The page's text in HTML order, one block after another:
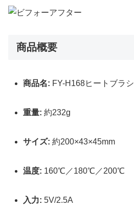
商品概要
商品名: FY-H168ヒートブラシ
重量: 約232g
サイズ: 約200×43×45mm
温度: 160℃／180℃／200℃
入力: 5V/2.5A